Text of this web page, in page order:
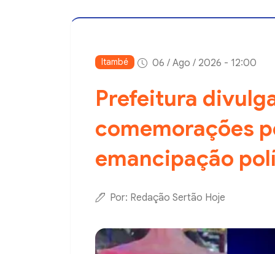
Itambé 06 / Ago / 2026 - 12:00
Prefeitura
comemorações
emancipação
Por: Redação Sertão Hoje